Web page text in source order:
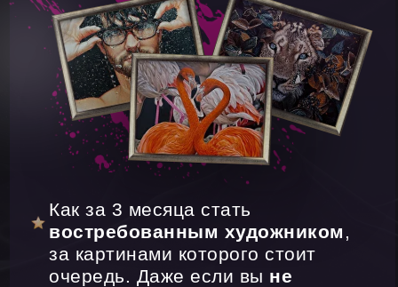
Как за 3 месяца стать
востребованным художником ,
за картинами которого стоит
очередь. Даже если вы не